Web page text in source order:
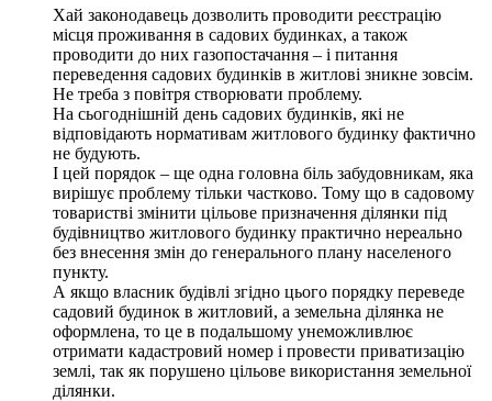
Хай законодавець дозволить проводити реєстрацію
місця проживання в садових будинках, а також
проводити до них газопостачання – і питання
переведення садових будинків в житлові зникне зовсім.
Не треба з повітря створювати проблему.
На сьогоднішній день садових будинків, які не
відповідають нормативам житлового будинку фактично
не будують.
І цей порядок – ще одна головна біль забудовникам, яка
вирішує проблему тільки частково. Тому що в садовому
товаристві змінити цільове призначення ділянки під
будівництво житлового будинку практично нереально
без внесення змін до генерального плану населеного
пункту.
А якщо власник будівлі згідно цього порядку переведе
садовий будинок в житловий, а земельна ділянка не
оформлена, то це в подальшому унеможливлює
отримати кадастровий номер і провести приватизацію
землі, так як порушено цільове використання земельної
ділянки.